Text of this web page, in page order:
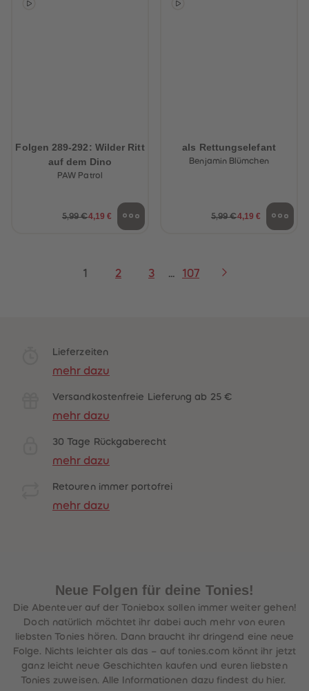
Folgen 289-292: Wilder Ritt
auf dem Dino
PAW Patrol
5,99 €4,19 €
als Rettungselefant
Benjamin Blümchen
5,99 €4,19 €
1 2 3 107
Lieferzeiten
mehr dazu
Versandkostenfreie Lieferung ab 25 €
mehr dazu
30 Tage Rückgaberecht
mehr dazu
Retouren immer portofrei
mehr dazu
Neue Folgen für deine Tonies!
Die Abenteuer auf der Toniebox sollen immer weiter gehen!
Doch natürlich möchtet ihr dabei auch mehr von euren
liebsten Tonies hören. Dann braucht ihr dringend eine neue
Folge. Nichts leichter als das – auf tonies.com könnt ihr jetzt
ganz leicht neue Geschichten kaufen und euren liebsten
Tonies zuweisen. Alle Informationen dazu findest du hier.